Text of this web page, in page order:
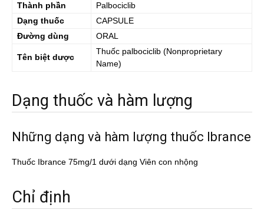
Thành phần
Palbociclib
Dạng thuốc
CAPSULE
Đường dùng
ORAL
Tên biệt dược
Thuốc palbociclib (Nonproprietary
Name)
Dạng thuốc và hàm lượng
Những dạng và hàm lượng thuốc Ibrance
Thuốc Ibrance 75mg/1 dưới dạng Viên con nhộng
Chỉ định